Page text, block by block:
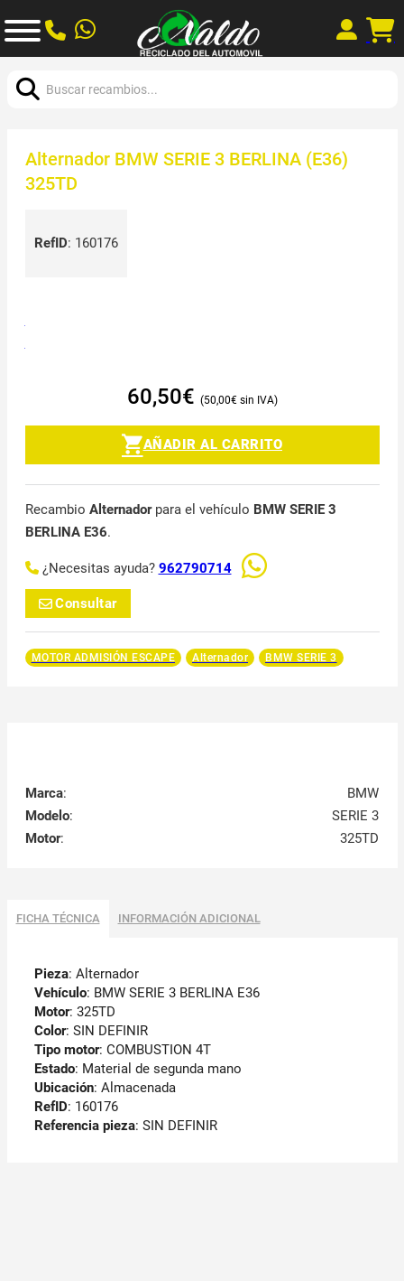
Alternador BMW SERIE 3 BERLINA (E36)
325TD
RefID: 160176
60,50€ 50,00€
AÑADIR AL CARRITO
Recambio Alternadorpara el vehículo BMW SERIE 3
BERLINA E36.
¿Necesitas ayuda? 962790714
Consultar
MOTOR ADMISIÓN ESCAPE Alternador BMW SERIE 3
Marca:
BMW
Modelo:
SERIE 3
Motor: 325TD
FICHA TÉCNICA INFORMACIÓN ADICIONAL
Pieza: Alternador
Vehículo: BMW SERIE 3 BERLINA E36
Motor: 325TD
Color: SIN DEFINIR
Tipo motor: COMBUSTION 4T
Estado: Material de segunda mano
Ubicación: Almacenada
RefID: 160176
Referencia pieza: SIN DEFINIR